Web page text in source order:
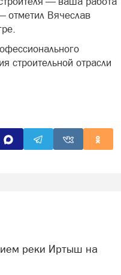
отметил Вячеслав
строительной отрасли